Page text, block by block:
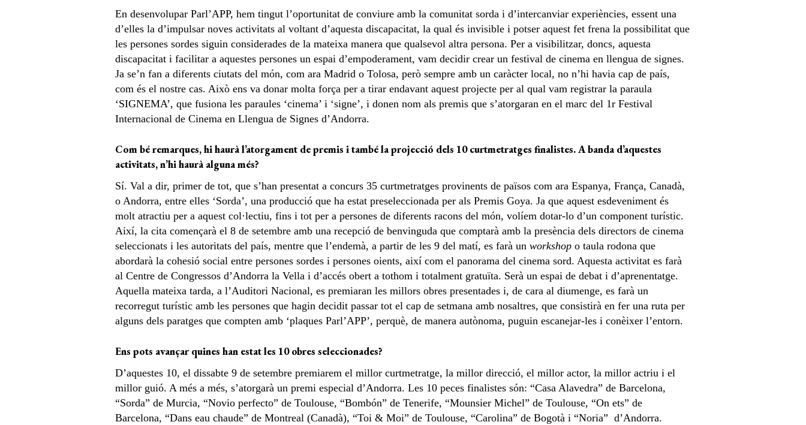
En desenvolupar Parl’APP, hem tingut l’oportunitat de conviure amb la comunitat sorda i d’intercanviar experiències, essent una
d’elles la d’impulsar noves activitats al voltant d’aquesta discapacitat, la qual és invisible i potser aquest fet frena la possibilitat que
les persones sordes siguin considerades de la mateixa manera que qualsevol altra persona. Per a visibilitzar, doncs, aquesta
discapacitat i facilitar a aquestes persones un espai d’empoderament, vam decidir crear un festival de cinema en llengua de signes.
Ja se’n fan a diferents ciutats del món, com ara Madrid o Tolosa, però sempre amb un caràcter local, no n’hi havia cap de país,
com és el nostre cas. Això ens va donar molta força per a tirar endavant aquest projecte per al qual vam registrar la paraula
‘SIGNEMA’, que fusiona les paraules ‘cinema’ i ‘signe’, i donen nom als premis que s’atorgaran en el marc del 1r Festival
Internacional de Cinema en Llengua de Signes d’Andorra.
Com bé remarques, hi haurà l’atorgament de premis i també la projecció dels 10 curtmetratges finalistes. A banda d’aquestes
activitats, n’hi haurà alguna més?
Sí. Val a dir, primer de tot, que s’han presentat a concurs 35 curtmetratges provinents de països com ara Espanya, França, Canadà,
o Andorra, entre elles ‘Sorda’, una producció que ha estat preseleccionada per als Premis Goya. Ja que aquest esdeveniment és
molt atractiu per a aquest col·lectiu, fins i tot per a persones de diferents racons del món, volíem dotar-lo d’un component turístic.
Així, la cita començarà el 8 de setembre amb una recepció de benvinguda que comptarà amb la presència dels directors de cinema
seleccionats i les autoritats del país, mentre que l’endemà, a partir de les 9 del matí, es farà un workshop o taula rodona que
abordarà la cohesió social entre persones sordes i persones oients, així com el panorama del cinema sord. Aquesta activitat es farà
al Centre de Congressos d’Andorra la Vella i d’accés obert a tothom i totalment gratuïta. Serà un espai de debat i d’aprenentatge.
Aquella mateixa tarda, a l’Auditori Nacional, es premiaran les millors obres presentades i, de cara al diumenge, es farà un
recorregut turístic amb les persones que hagin decidit passar tot el cap de setmana amb nosaltres, que consistirà en fer una ruta per
alguns dels paratges que compten amb ‘plaques Parl’APP’, perquè, de manera autònoma, puguin escanejar-les i conèixer l’entorn.
Ens pots avançar quines han estat les 10 obres seleccionades?
D’aquestes 10, el dissabte 9 de setembre premiarem el millor curtmetratge, la millor direcció, el millor actor, la millor actriu i el
millor guió. A més a més, s’atorgarà un premi especial d’Andorra. Les 10 peces finalistes són: “Casa Alavedra” de Barcelona,
“Sorda” de Murcia, “Novio perfecto” de Toulouse, “Bombón” de Tenerife, “Mounsier Michel” de Toulouse, “On ets” de
Barcelona, “Dans eau chaude” de Montreal (Canadà), “Toi & Moi” de Toulouse, “Carolina” de Bogotà i “Noria” d’Andorra.